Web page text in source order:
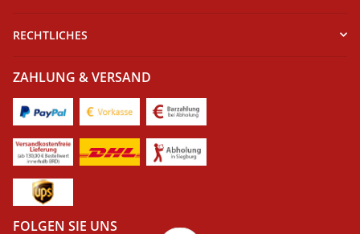
RECHTLICHES
ZAHLUNG & VERSAND
FOLGEN SIE UNS